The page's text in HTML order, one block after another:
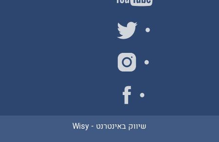
שיווק באינטרנט - Wisy